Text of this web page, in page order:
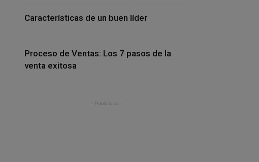
Características de un buen líder
Proceso de Ventas: Los 7 pasos de la
venta exitosa
- Publicidad -